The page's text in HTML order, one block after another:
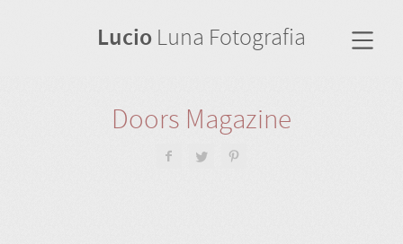
Lucio Luna Fotografia
Doors Magazine